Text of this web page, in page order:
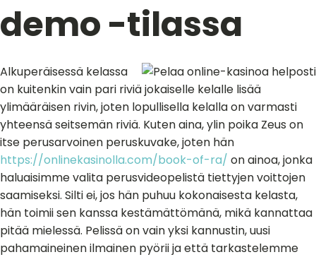
demo -tilassa
Alkuperäisessä kelassa
on kuitenkin vain pari riviä jokaiselle kelalle lisää
ylimääräisen rivin, joten lopullisella kelalla on varmasti
yhteensä seitsemän riviä. Kuten aina, ylin poika Zeus on
itse perusarvoinen peruskuvake, joten hän
https://onlinekasinolla.com/book-of-ra/ on ainoa, jonka
haluaisimme valita perusvideopelistä tiettyjen voittojen
saamiseksi. Silti ei, jos hän puhuu kokonaisesta kelasta,
hän toimii sen kanssa kestämättömänä, mikä kannattaa
pitää mielessä. Pelissä on vain yksi kannustin, uusi
pahamaineinen ilmainen pyörii ja että tarkastelemme